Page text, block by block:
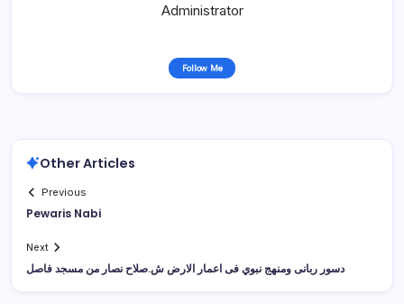
Administrator
Follow Me
Other Articles
Previous
Pewaris Nabi
Next
دسور ربانى ومنهج نبوي فى اعمار الارض ش.صلاح نصار من مسجد فاصل